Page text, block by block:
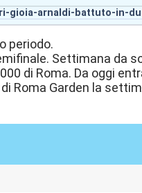
gioia-arnaldi-battuto-in-
periodo.
Settimana da
di Roma. Da oggi
Roma Garden la